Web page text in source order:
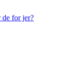
de for jer?